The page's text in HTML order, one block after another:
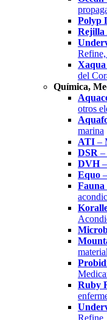
Polyp
Rejilla
Xaqua
del
Química,
otros
marina
ATI –
DSR –
DVH–
Equo
Ruby
Refine